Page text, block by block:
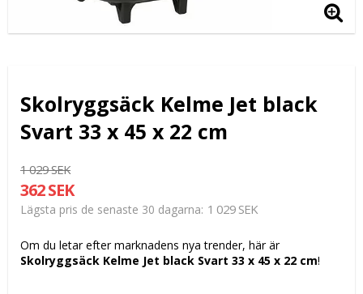
Skolryggsäck Kelme Jet black
Svart 33 x 45 x 22 cm
1 029 SEK
362 SEK
Lägsta pris de senaste 30 dagarna 1 029 SEK
Om du letar efter marknadens nya trender, här är
Skolryggsäck Kelme Jet black Svart 33 x 45 x 22 cm!